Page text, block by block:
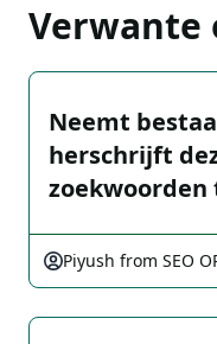
Verwante
Neemt
herschrijft
Piyush from SEO